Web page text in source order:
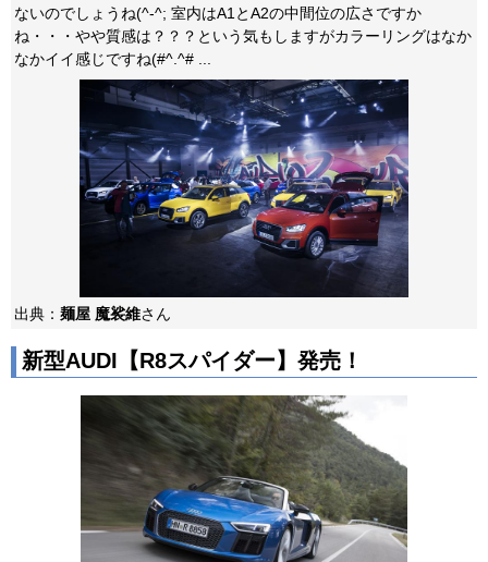
ないのでしょうね(^-^; 室内はA1とA2の中間位の広さですか
ね・・・やや質感は？？？という気もしますがカラーリングはなか
なかイイ感じですね(#^.^# ...
出典： 麺屋 魔裟維さん
新型AUDI【R8スパイダー】発売！